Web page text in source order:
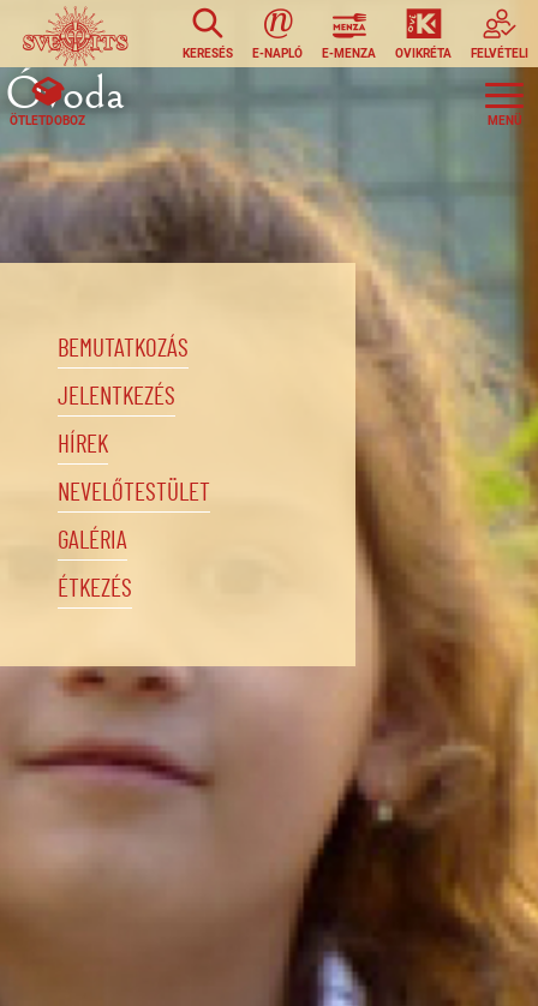
Ugrás a tartalomra
KERESÉS E-NAPLÓ E-MENZA OVIKRÉTA FELVÉTELI
ÖTLETDOBOZ
Óvoda
BEMUTATKOZÁS
JELENTKEZÉS
HÍREK
NEVELŐTESTÜLET
GALÉRIA
ÉTKEZÉS